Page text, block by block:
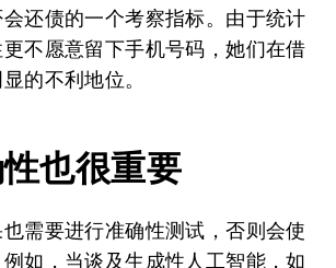
还债的一个考察指标。由于统计
不愿意留下手机号码，她们在借
的不利地位。
也很重要
需要进行准确性测试，否则会使
如，当谈及生成性人工智能，如